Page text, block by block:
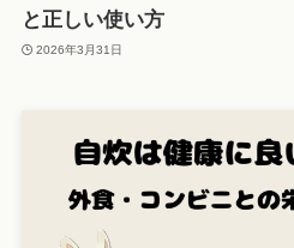
と正しい使い方
2026年3月31日